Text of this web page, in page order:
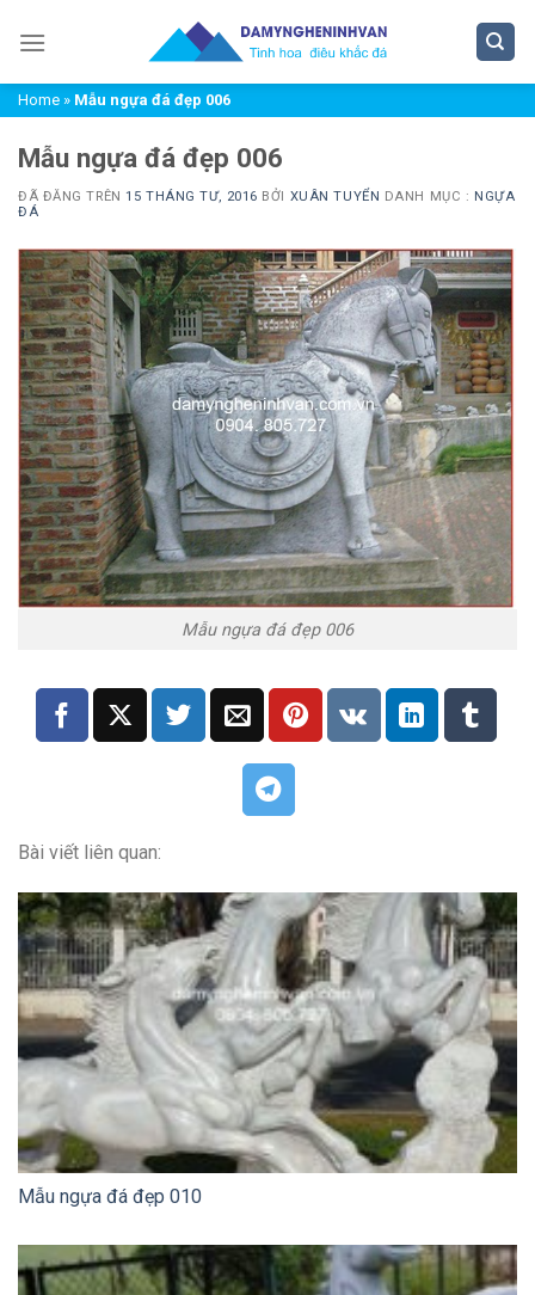
đến
dungHome » Mẫu ngựa đá đẹp 006
Mẫu ngựa đá đẹp 006
ĐÃ ĐĂNG TRÊN15 THÁNG TƯ, 2016 BỞI XUÂN TUYỂN DANH MỤC : NGỰA
ĐÁ
Mẫu ngựa đá đẹp 006
Bài viết liên quan:
Mẫu ngựa đá đẹp 010